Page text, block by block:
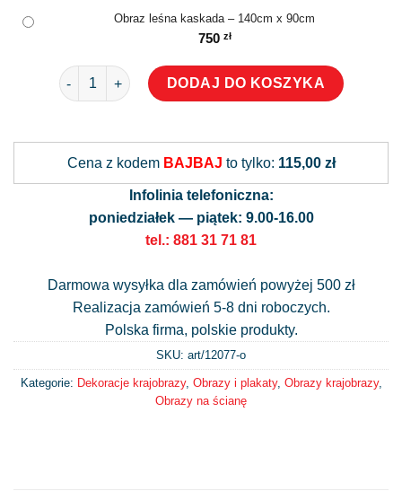
Obraz leśna kaskada – 140cm x 90cm
750 zł
ilość Obraz leśna kaskada
DODAJ DO KOSZYKA
Cena z kodem BAJBAJ to tylko: 115,00 zł
Infolinia telefoniczna:
poniedziałek — piątek: 9.00-16.00
tel.: 881 31 71 81
Darmowa wysyłka dla zamówień powyżej 500 zł
Realizacja zamówień 5-8 dni roboczych.
Polska firma, polskie produkty.
SKU: art/12077-o
Kategorie: Dekoracje krajobrazy, Obrazy i plakaty, Obrazy krajobrazy,
Obrazy na ścianę